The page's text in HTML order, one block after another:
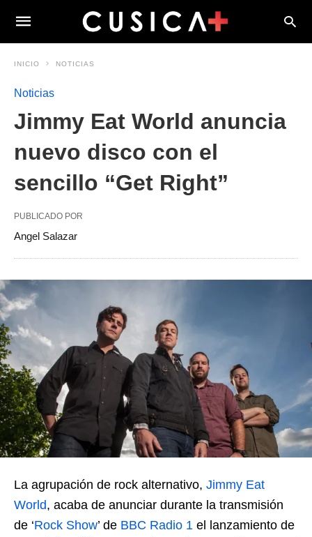
INICIO NOTICIAS
Noticias
Jimmy Eat World anuncia
nuevo disco con el
sencillo “Get Right”
PUBLICADO POR
Angel Salazar
La agrupación de rock alternativo, Jimmy Eat
World, acaba de anunciar durante la transmisión
de ‘Rock Show’ de BBC Radio 1 el lanzamiento de